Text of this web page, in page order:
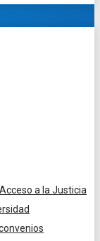
a la Justicia